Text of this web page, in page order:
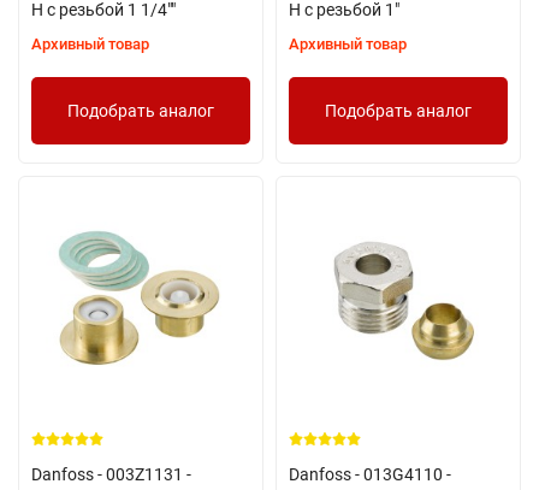
H с резьбой 1 1/4""
Архивный товар
Подобрать аналог
H с резьбой 1"
Архивный товар
Подобрать аналог
Danfoss - 003Z1131 -
Danfoss - 013G4110 -